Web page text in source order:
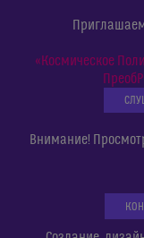
Приглашаем
«Космическое
Внимание!